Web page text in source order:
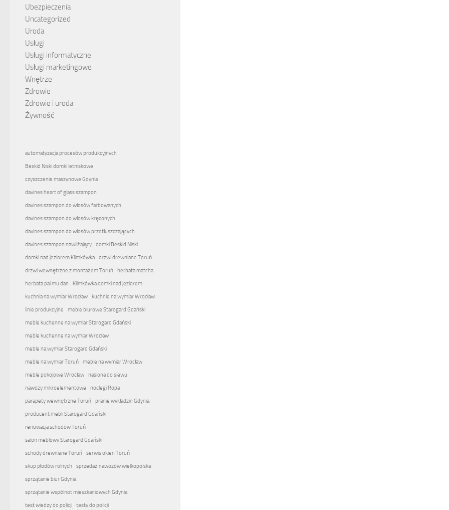
Ubezpieczenia
Uncategorized
Uroda
Usługi
Usługi informatyczne
Usługi marketingowe
Wnętrze
Zdrowie
Zdrowie i uroda
Żywność
automatyzacja procesów produkcyjnych
Beskid Niski domki letniskowe
czyszczenie maszynowe Gdynia
davines heart of glass szampon
davines szampon do włosów farbowanych
davines szampon do włosów kręconych
davines szampon do włosów przetłuszczających
davines szampon nawilżający
domki Beskid Niski
domki nad jeziorem Klimkówka
drzwi drewniane Toruń
drzwi wewnętrzne z montażem Toruń
herbata matcha
herbata pai mu dan
Klimkówka domki nad jeziorem
kuchnia na wymiar Wrocław
kuchnie na wymiar Wrocław
linie produkcyjne
meble biurowe Starogard Gdański
meble kuchenne na wymiar Starogard Gdański
meble kuchenne na wymiar Wrocław
meble na wymiar Starogard Gdański
meble na wymiar Toruń
meble na wymiar Wrocław
meble pokojowe Wrocław
nasiona do siewu
nawozy mikroelementowe
noclegi Ropa
parapety wewnętrzne Toruń
pranie wykładzin Gdynia
producent mebli Starogard Gdański
renowacja schodów Toruń
salon meblowy Starogard Gdański
schody drewniane Toruń
serwis okien Toruń
skup płodów rolnych
sprzedaż nawozów wielkopolska
sprzątanie biur Gdynia
sprzątanie wspólnot mieszkaniowych Gdynia
test wiedzy do policji
testy do policji